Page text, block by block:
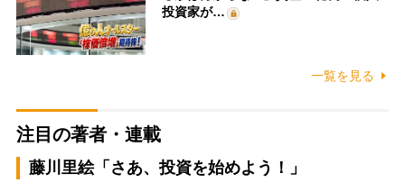
投資家が…
一覧を見る
注目の著者・連載
藤川里絵「さあ、投資を始めよう！」